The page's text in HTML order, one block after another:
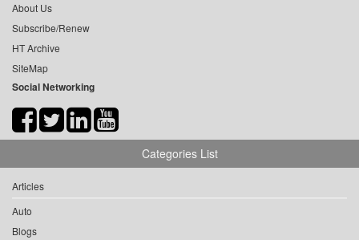
About Us
Subscribe/Renew
HT Archive
SiteMap
Social Networking
Categories List
Articles
Auto
Blogs